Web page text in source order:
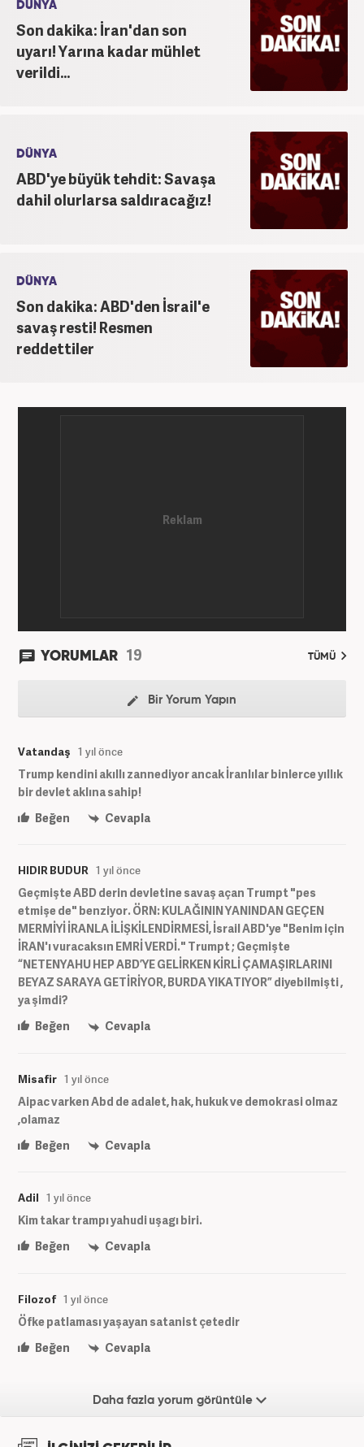
DÜNYA
Son dakika: İran'dan son
uyarı! Yarına kadar mühlet
verildi...
DÜNYA
ABD'ye büyük tehdit: Savaşa
dahil olurlarsa saldıracağız!
DÜNYA
Son dakika: ABD'den İsrail'e
savaş resti! Resmen
reddettiler
YORUMLAR 19 TÜMÜ
Bir Yorum Yapın
Vatandaş 1 yıl önce
Trump kendini akıllı zannediyor ancak İranlılar binlerce yıllık
bir devlet aklına sahip!
Beğen
Cevapla
HIDIR BUDUR 1 yıl önce
Geçmişte ABD derin devletine savaş açan Trumpt "pes
etmişe de" benziyor. ÖRN: KULAĞININ YANINDAN GEÇEN
MERMİYİ İRANLA İLİŞKİLENDİRMESİ, İsrail ABD'ye "Benim için
İRAN'ı vuracaksın EMRİ VERDİ." Trumpt ; Geçmişte
“NETENYAHU HEP ABD’YE GELİRKEN KİRLİ ÇAMAŞIRLARINI
BEYAZ SARAYA GETİRİYOR, BURDA YIKATIYOR” diyebilmişti ,
ya şimdi?
Beğen
Cevapla
Misafir 1 yıl önce
Aipac varken Abd de adalet, hak, hukuk ve demokrasi olmaz
,olamaz
Beğen
Cevapla
Adil 1 yıl önce
Kim takar trampı yahudi uşagı biri.
Beğen
Cevapla
Filozof 1 yıl önce
Öfke patlaması yaşayan satanist çetedir
Beğen
Cevapla
Daha fazla yorum görüntüle